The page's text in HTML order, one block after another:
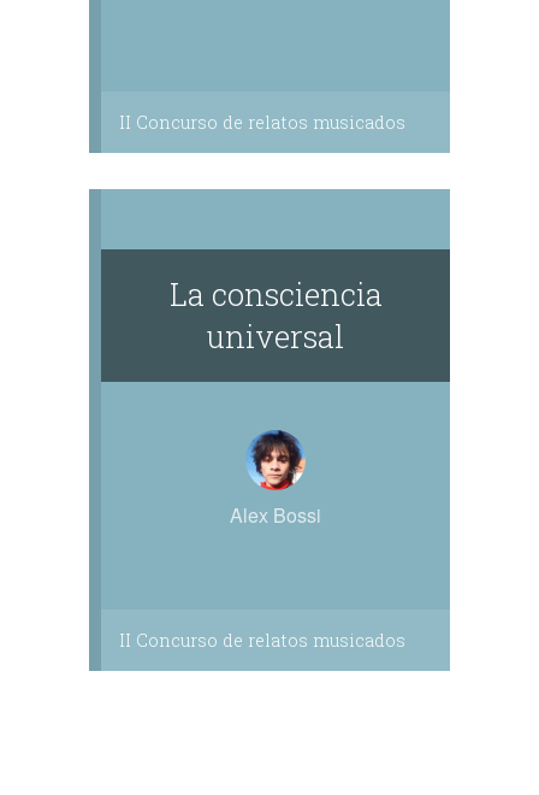
II Concurso de relatos musicados
La consciencia
universal
Alex Bossi
II Concurso de relatos musicados